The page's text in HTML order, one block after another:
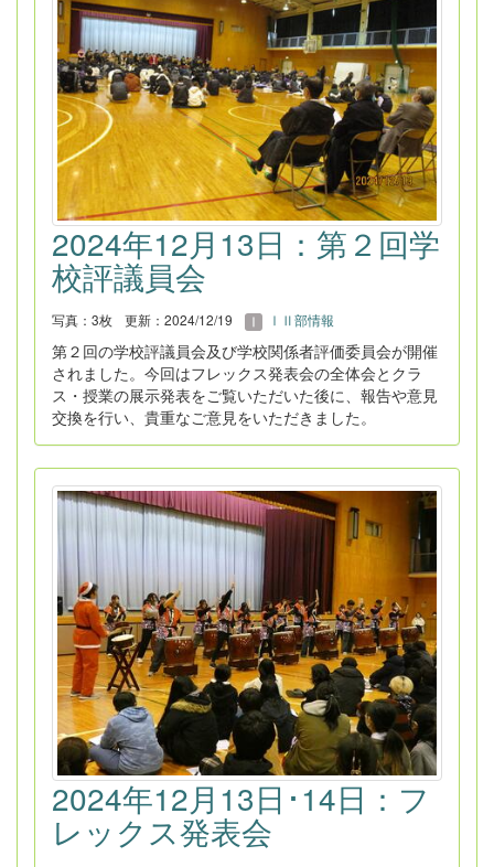
2024年12月13日：第２回学
校評議員会
写真：3枚 更新：2024/12/19 ⅠⅡ部情報
第２回の学校評議員会及び学校関係者評価委員会が開催
されました。今回はフレックス発表会の全体会とクラ
ス・授業の展示発表をご覧いただいた後に、報告や意見
交換を行い、貴重なご意見をいただきました。
2024年12月13日･14日：フ
レックス発表会